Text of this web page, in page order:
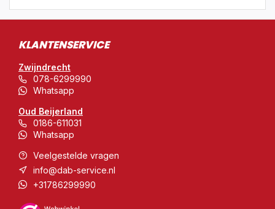
KLANTENSERVICE
Zwijndrecht
078-6299990
Whatsapp
Oud Beijerland
0186-611031
Whatsapp
Veelgestelde vragen
info@dab-service.nl
+31786299990